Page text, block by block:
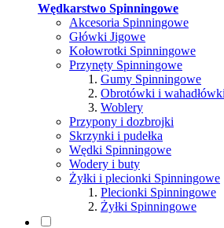
Wędkarstwo Spinningowe
Akcesoria Spinningowe
Główki Jigowe
Kołowrotki Spinningowe
Przynęty Spinningowe
Gumy Spinningowe
Obrotówki i wahadłówki
Woblery
Przypony i dozbrojki
Skrzynki i pudełka
Wędki Spinningowe
Wodery i buty
Żyłki i plecionki Spinningowe
Plecionki Spinningowe
Żyłki Spinningowe